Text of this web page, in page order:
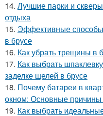
14. Лучшие парки и
отдыха
15. Эффективные
в брусе
16. Как убрать трещины в
17. Как выбрать
заделке щелей в брусе
18. Почему батареи в
окном: Основные
19. Как выбрать